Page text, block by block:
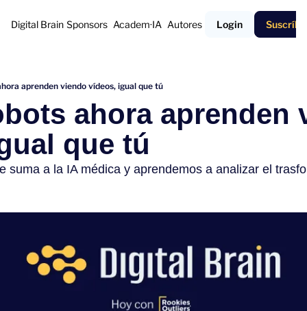
Digital Brain Sponsors Academ·IA Autores Login
aprenden viendo vídeos, igual que tú
ahora aprenden
que tú
suma a la IA médica y aprendemos a analizar el